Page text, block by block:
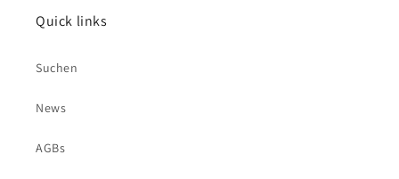
Quick links
Suchen
News
AGBs